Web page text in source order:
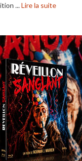
...Lire la suite